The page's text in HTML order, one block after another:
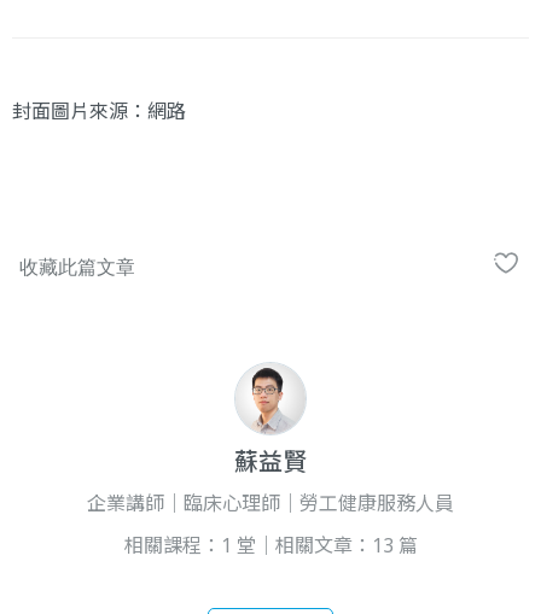
封面圖片來源：網路
蘇益賢
企業講師｜臨床心理師｜勞工健康服務人員
相關課程：1 堂｜相關文章：13 篇